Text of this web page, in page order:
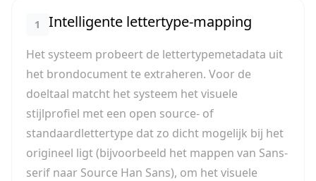
1 Intelligente lettertype-mapping
Het systeem probeert de lettertypemetadata uit
het brondocument te extraheren. Voor de
doeltaal matcht het systeem het visuele
stijlprofiel met een open source- of
standaardlettertype dat zo dicht mogelijk bij het
origineel ligt (bijvoorbeeld het mappen van Sans-
serif naar Source Han Sans), om het visuele